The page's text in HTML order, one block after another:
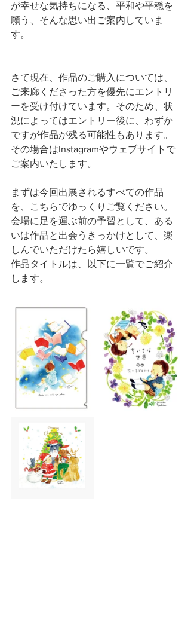
が幸せな気持ちになる、平和や平穏を
願う、そんな思い出ご案内していま
す。
さて現在、作品のご購入については、
ご来廊くださった方を優先にエントリ
ーを受け付けています。そのため、状
況によってはエントリー後に、わずか
ですが作品が残る可能性もあります。
その場合はInstagramやウェブサイトで
ご案内いたします。
まずは今回出展されるすべての作品
を、こちらでゆっくりご覧ください。
会場に足を運ぶ前の予習として、ある
いは作品と出会うきっかけとして、楽
しんでいただけたら嬉しいです。
作品タイトルは、以下に一覧でご紹介
します。